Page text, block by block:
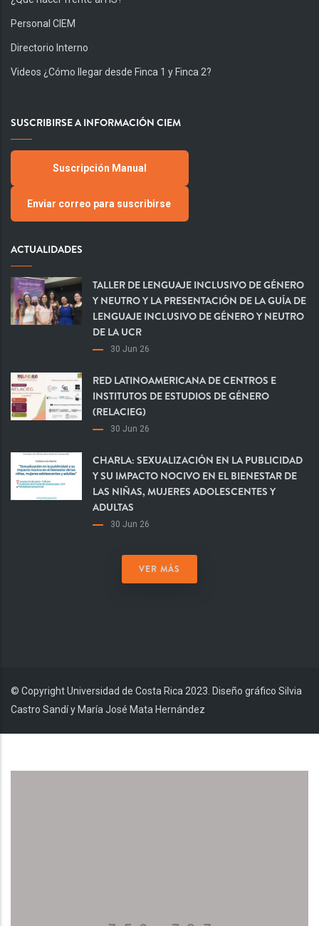
Personal CIEM
Directorio Interno
Videos ¿Cómo llegar desde Finca 1 y Finca 2?
SUSCRIBIRSE A INFORMACIÓN CIEM
Suscripción Manual
Enviar correo para suscribirse
ACTUALIDADES
TALLER DE LENGUAJE INCLUSIVO DE GÉNERO
Y NEUTRO Y LA PRESENTACIÓN DE LA GUÍA DE
LENGUAJE INCLUSIVO DE GÉNERO Y NEUTRO
DE LA UCR
30 Jun 26
RED LATINOAMERICANA DE CENTROS E
INSTITUTOS DE ESTUDIOS DE GÉNERO
(RELACIEG)
30 Jun 26
CHARLA: SEXUALIZACIÓN EN LA PUBLICIDAD
Y SU IMPACTO NOCIVO EN EL BIENESTAR DE
LAS NIÑAS, MUJERES ADOLESCENTES Y
ADULTAS
30 Jun 26
VER MÁS
© Copyright Universidad de Costa Rica 2023. Diseño gráfico Silvia
Castro Sandí y María José Mata Hernández